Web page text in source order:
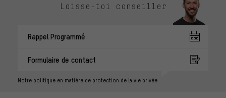
Laisse-toi conseiller
Rappel Programmé
Formulaire de contact
Notre politique en matière de protection de la vie privée